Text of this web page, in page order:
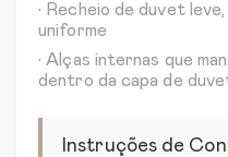
• Recheio de duvet
uniforme
• Alças internas que
dentro da capa de
Instruções de